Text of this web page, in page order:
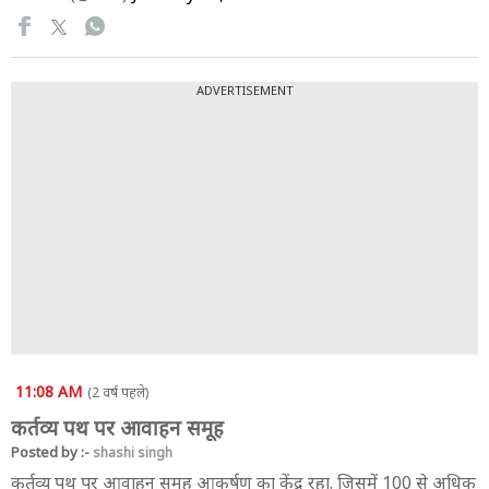
ADVERTISEMENT
11:08 AM (2 वर्ष पहले)
कर्तव्य पथ पर आवाहन समूह
Posted by :- shashi singh
कर्तव्य पथ पर आवाहन समूह आकर्षण का केंद्र रहा. जिसमें 100 से अधिक